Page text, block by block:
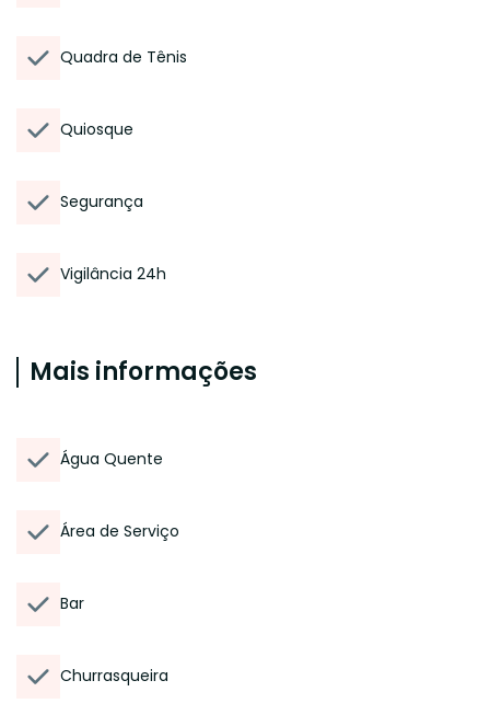
Quadra de Tênis
Quiosque
Segurança
Vigilância 24h
Mais informações
Água Quente
Área de Serviço
Bar
Churrasqueira